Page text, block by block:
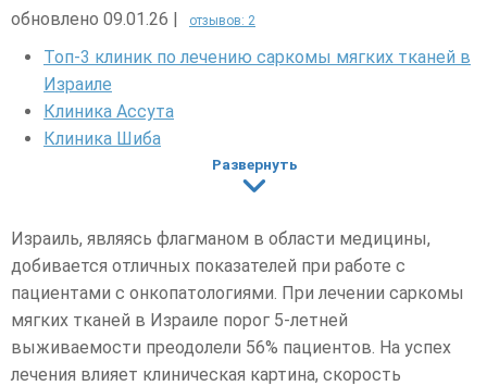
обновлено 09.01.26 | отзывов: 2
Топ-3 клиник по лечению саркомы мягких тканей в
Израиле
Клиника Ассута
Клиника Шиба
Ориентировочная программа обследования и
Рекомендованные специалисты (Саркома мягких
тканей)
Преимущества лечения саркомы мягких тканей в
Израиле
Развернуть
Израиль, являясь флагманом в области медицины,
добивается отличных показателей при работе с
пациентами с онкопатологиями. При лечении саркомы
мягких тканей в Израиле порог 5-летней
выживаемости преодолели 56% пациентов. На успех
лечения влияет клиническая картина, скорость